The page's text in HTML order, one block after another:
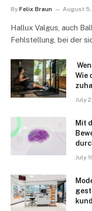
By Felix Braun August
Hallux Valgus, auch
Fehlstellung, bei der
Wie
July
Mit
July